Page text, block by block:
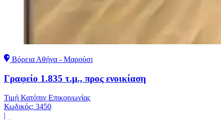
Βόρεια Αθήνα - Μαρούσι
Γραφείο 1.835 τ.μ., προς ενοικίαση
Τιμή Κατόπιν Επικοινωνίας
Κωδικός: 3450
|